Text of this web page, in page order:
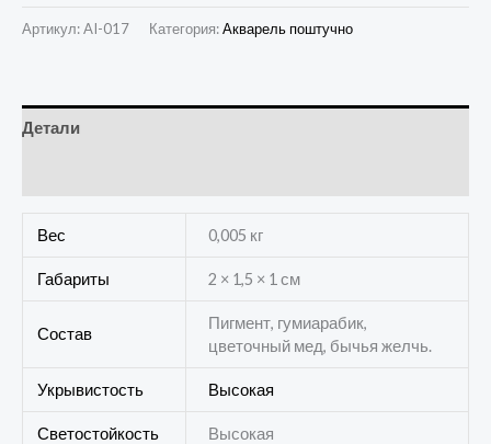
Артикул:AI-017 Категория:Акварель поштучно
Детали
Вес 0,005 кг
Габариты 2 × 1,5 × 1 см
Состав
Пигмент, гумиарабик,
цветочный мед, бычья желчь.
Укрывистость Высокая
Светостойкость Высокая